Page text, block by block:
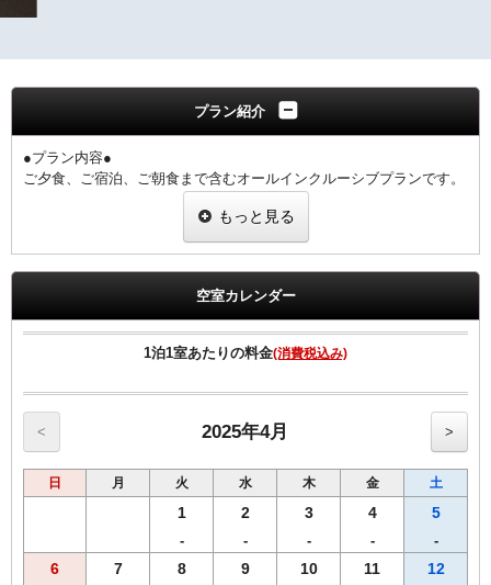
プラン紹介
●プラン内容●
ご夕食、ご宿泊、ご朝食まで含むオールインクルーシブプランです。
奈良の地酒・ご当地クラフトビールも一同に揃えております。
【和食】・【洋食】からお選び頂けます。
・大和牛、大和ポーク（鉄板焼き）
・大和肉鶏（むね肉、冷しゃぶ）（もも肉、唐揚げ）
・グラスサラダ（三輪素麺・大和なでしこ卵・海鮮・生野菜）
・ ご飯(【奈良県産】ひのひかり)、香の物
※営業時間の関係上、19時までのご到着、19時30分までにご来店くだ
※仕入れの状況よって内容が変更になる場合がございます。
※領収書は一括で「宿泊代」にてご用意致します。
もっと見る
空室カレンダー
1泊1室あたりの料金(消費税込み)
< 2025年4月 >
日 月 火 水 木 金 土
1
-
2
-
3
-
4
-
5
-
6 7 8 9 10 11 12